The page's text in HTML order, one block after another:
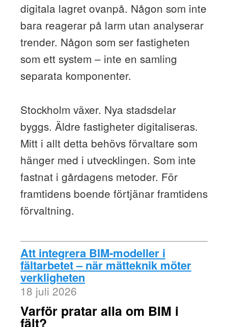
digitala lagret ovanpå. Någon som inte
bara reagerar på larm utan analyserar
trender. Någon som ser fastigheten
som ett system – inte en samling
separata komponenter.
Stockholm växer. Nya stadsdelar
byggs. Äldre fastigheter digitaliseras.
Mitt i allt detta behövs förvaltare som
hänger med i utvecklingen. Som inte
fastnat i gårdagens metoder. För
framtidens boende förtjänar framtidens
förvaltning.
Att integrera BIM-modeller i
fältarbetet – när mätteknik möter
verkligheten
18 juli 2026
Varför pratar alla om BIM i
fält?